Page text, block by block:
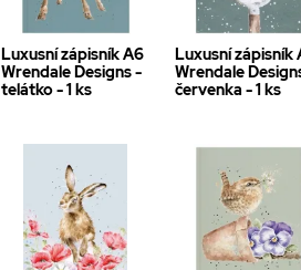
Luxusní zápisník A6
Wrendale Designs -
telátko - 1 ks
Luxusní zápisník
Wrendale
červenka - 1 ks